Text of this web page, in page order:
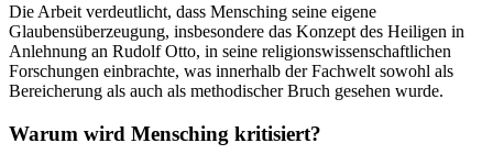
Die Arbeit verdeutlicht, dass Mensching seine eigene
Glaubensüberzeugung, insbesondere das Konzept des Heiligen in
Anlehnung an Rudolf Otto, in seine religionswissenschaftlichen
Forschungen einbrachte, was innerhalb der Fachwelt sowohl als
Bereicherung als auch als methodischer Bruch gesehen wurde.
Warum wird Mensching kritisiert?